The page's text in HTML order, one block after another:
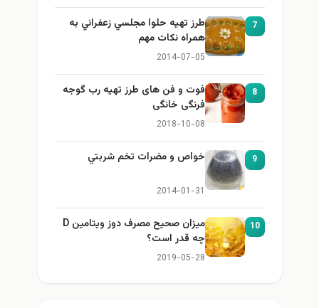
7
طرز تهيه حلوا مجلسي زعفراني به
همراه نكات مهم
2014-07-05
8
فوت و فن های طرز تهیه رب گوجه
فرنگی خانگی
2018-10-08
9 خواص و مضرات تخم شربتي
2014-01-31
10
میزان صحیح مصرف دوز ویتامین D
چه قدر است؟
2019-05-28